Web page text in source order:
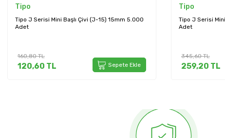
5.000
Ekle
Tipo J Serisi Mini Başlı Çivi (J-40) 40mm 5000
TL
259,20TL Sepete Ekle